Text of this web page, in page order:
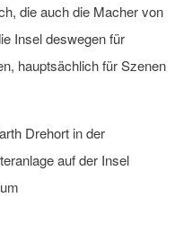
die auch die Macher von
Insel deswegen für
hauptsächlich für Szenen